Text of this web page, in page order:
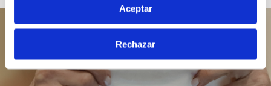
Aceptar
Rechazar